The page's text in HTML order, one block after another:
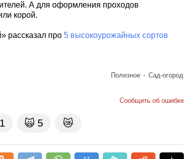
А для оформления проходов
корой.
рассказал про 5 высокоурожайных сортов
Полезное Сад-огород
Сообщить об ошибке
1 🙀 5 😿